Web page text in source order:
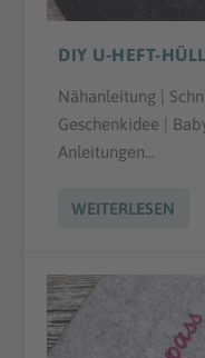
DIY U-HEFT-
Nähanleitung |
Geschenkidee |
Anleitungen...
WEITERLESEN